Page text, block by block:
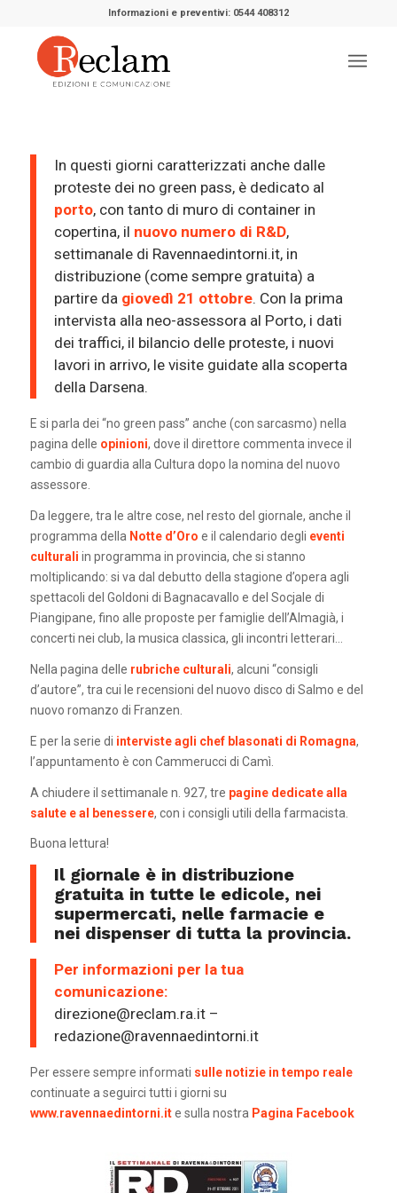
Informazioni e preventivi: 0544 408312
In questi giorni caratterizzati anche dalle
proteste dei no green pass, è dedicato al
porto, con tanto di muro di container in
copertina, il nuovo numero di R&D,
settimanale di Ravennaedintorni.it, in
distribuzione (come sempre gratuita) a
partire da giovedì 21 ottobre. Con la prima
intervista alla neo-assessora al Porto, i dati
dei traffici, il bilancio delle proteste, i nuovi
lavori in arrivo, le visite guidate alla scoperta
della Darsena.
E si parla dei “no green pass” anche (con sarcasmo) nella
pagina delle opinioni, dove il direttore commenta invece il
cambio di guardia alla Cultura dopo la nomina del nuovo
assessore.
Da leggere, tra le altre cose, nel resto del giornale, anche il
programma della Notte d’Oro e il calendario degli eventi
culturali in programma in provincia, che si stanno
moltiplicando: si va dal debutto della stagione d’opera agli
spettacoli del Goldoni di Bagnacavallo e del Socjale di
Piangipane, fino alle proposte per famiglie dell’Almagià, i
concerti nei club, la musica classica, gli incontri letterari…
Nella pagina delle rubriche culturali, alcuni “consigli
d’autore”, tra cui le recensioni del nuovo disco di Salmo e del
nuovo romanzo di Franzen.
E per la serie di interviste agli chef blasonati di Romagna,
l’appuntamento è con Cammerucci di Camì.
A chiudere il settimanale n. 927, tre pagine dedicate alla
salute e al benessere, con i consigli utili della farmacista.
Buona lettura!
Il giornale è in distribuzione
gratuita in tutte le edicole, nei
supermercati, nelle farmacie e
nei dispenser di tutta la provincia.
Per informazioni per la tua
comunicazione:
direzione@reclam.ra.it –
redazione@ravennaedintorni.it
Per essere sempre informati sulle notizie in tempo reale
continuate a seguirci tutti i giorni su
www.ravennaedintorni.ite sulla nostra Pagina Facebook